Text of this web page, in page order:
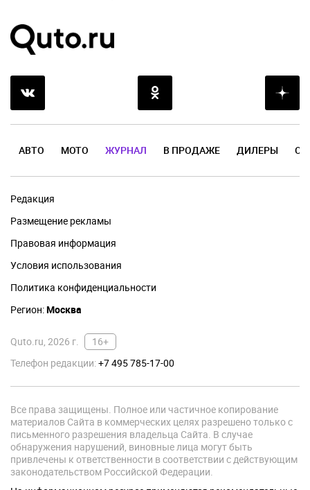
АВТО МОТО ЖУРНАЛ В ПРОДАЖЕ ДИЛЕРЫ
Редакция
Размещение рекламы
Правовая информация
Условия использования
Политика конфиденциальности
Регион:Москва
Quto.ru, 2026 г.
16+
Телефон редакции:+7 495 785-17-00
Все права защищены. Полное или частичное копирование
материалов Сайта в коммерческих целях разрешено только с
письменного разрешения владельца Сайта. В случае
обнаружения нарушений, виновные лица могут быть
привлечены к ответственности в соответствии с действующим
законодательством Российской Федерации.